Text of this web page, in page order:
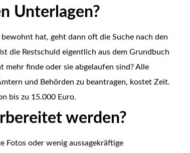
Unterlagen?
hat, geht dann oft die Suche nach den
die Restschuld eigentlich aus dem Grundbuch
finde oder sie abgelaufen sind? Alle
und Behörden zu beantragen, kostet Zeit.
bis zu 15.000 Euro.
werden?
Fotos oder wenig aussagekräftige